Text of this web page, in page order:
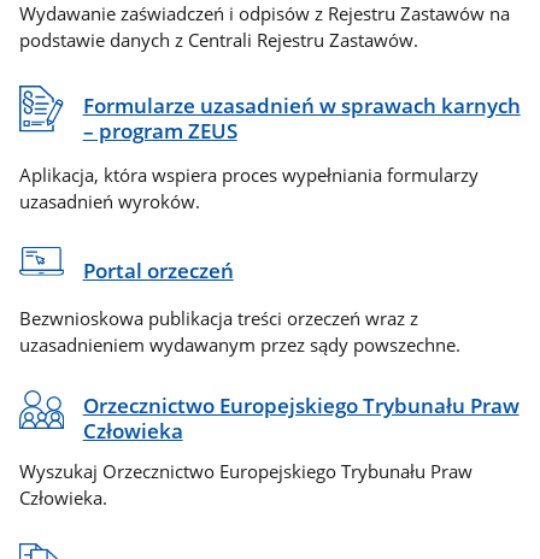
Wydawanie zaświadczeń i odpisów z Rejestru Zastawów na
podstawie danych z Centrali Rejestru Zastawów.
Formularze uzasadnień w sprawach karnych
– program ZEUS
Aplikacja, która wspiera proces wypełniania formularzy
uzasadnień wyroków.
Portal orzeczeń
Bezwnioskowa publikacja treści orzeczeń wraz z
uzasadnieniem wydawanym przez sądy powszechne.
Orzecznictwo Europejskiego Trybunału Praw
Człowieka
Wyszukaj Orzecznictwo Europejskiego Trybunału Praw
Człowieka.